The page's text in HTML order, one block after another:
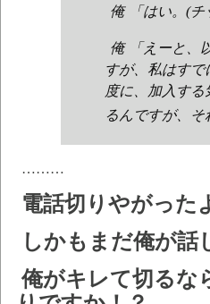
俺 「はい。(チ
俺 「えーと、
すが、私はす
度に、加入す
るんですが、
………
電話切りやがった
しかもまだ俺が話
俺がキレて切るな